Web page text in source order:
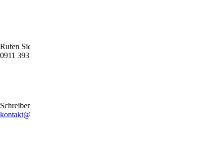
Rufen Sie uns gerne an
0911 39372790
Schreiben Sie uns gerne eine E-Mail
kontakt@stb-becker-zeiler.de